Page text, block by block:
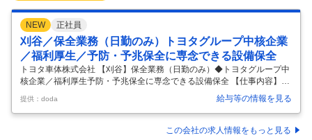
NEW 正社員
刈谷／保全業務（日勤のみ）トヨタグループ中核企業
／福利厚生／予防・予兆保全に専念できる設備保全
トヨタ車体株式会社 【刈谷】保全業務（日勤のみ）◆トヨタグループ中
核企業／福利厚生予防・予兆保全に専念できる設備保全 【仕事内容】
【刈谷】保全業務（日勤のみ）◆トヨタグループ中核企業／福利厚生予
防・予兆保全に専念できる設備保全 【具体的な仕事内容】 ～突発対応中
心の毎日から卒業／企画・開発から生産まで。クルマづくりのすべてを
担う完成車両メーカー～ ◎SUV・レクサス・ランクル等の人気車種を担
提供：doda 給与等の情報を見る
この会社の求人情報をもっと見る